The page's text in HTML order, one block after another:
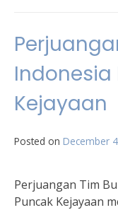
Indonesia
Kejayaan
Posted on December
Perjuangan Tim
Puncak Kejayaan